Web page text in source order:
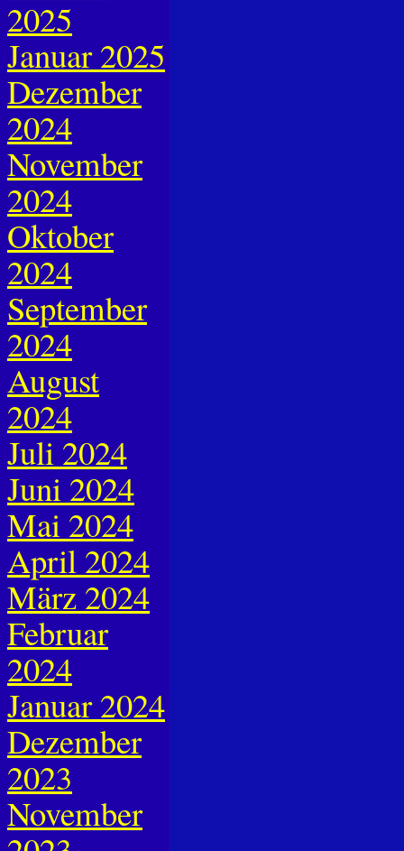
2025
Januar 2025
Dezember
2024
November
2024
Oktober
2024
September
2024
August
2024
Juli 2024
Juni 2024
Mai 2024
April 2024
März 2024
Februar
2024
Januar 2024
Dezember
2023
November